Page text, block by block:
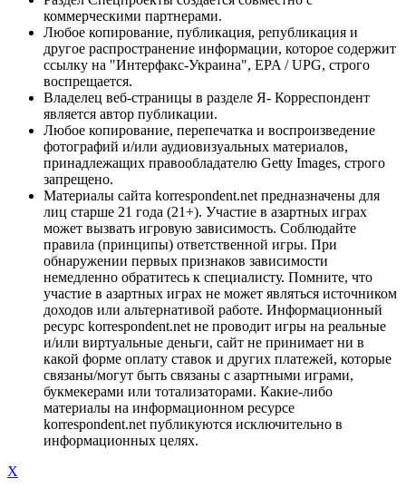
коммерческими партнерами.
Любое копирование, публикация, републикация и
другое распространение информации, которое содержит
ссылку на "Интерфакс-Украина", EPA / UPG, строго
воспрещается.
Владелец веб-страницы в разделе Я- Корреспондент
является автор публикации.
Любое копирование, перепечатка и воспроизведение
фотографий и/или аудиовизуальных материалов,
принадлежащих правообладателю Getty Images, строго
запрещено.
Материалы сайта korrespondent.net предназначены для
лиц старше 21 года (21+). Участие в азартных играх
может вызвать игровую зависимость. Соблюдайте
правила (принципы) ответственной игры. При
обнаружении первых признаков зависимости
немедленно обратитесь к специалисту. Помните, что
участие в азартных играх не может являться источником
доходов или альтернативой работе. Информационный
ресурс korrespondent.net не проводит игры на реальные
и/или виртуальные деньги, сайт не принимает ни в
какой форме оплату ставок и других платежей, которые
связаны/могут быть связаны с азартными играми,
букмекерами или тотализаторами. Какие-либо
материалы на информационном ресурсе
korrespondent.net публикуются исключительно в
информационных целях.
X